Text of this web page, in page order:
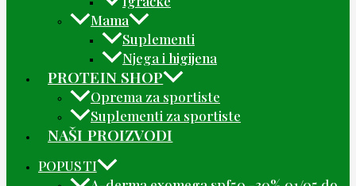
Mama
Suplementi
Njega i higijena
PROTEIN SHOP
Oprema za sportiste
Suplementi za sportiste
NAŠI PROIZVODI
POPUSTI